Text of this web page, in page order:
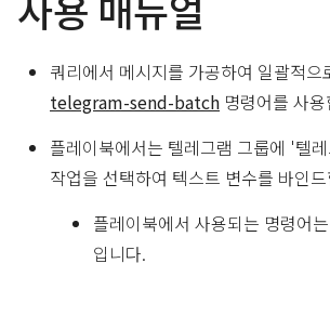
쿼리에서 메시지를 가공하여 일괄적으
telegram-send-batch 명령어를 사
플레이북에서는 텔레그램 그룹에 '텔
작업을 선택하여 텍스트 변수를 바인
플레이북에서 사용되는 명령어는
입니다.